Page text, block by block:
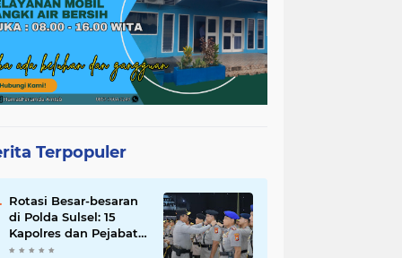
Terpopuler
Rotasi Besar-besaran
di Polda Sulsel: 15
Kapolres dan Pejabat
Utama Berganti, Ini